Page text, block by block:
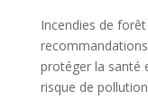
Incendies de
protéger la santé
risque de pollution